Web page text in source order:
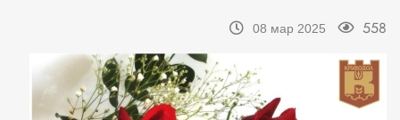
08 мар 2025 558